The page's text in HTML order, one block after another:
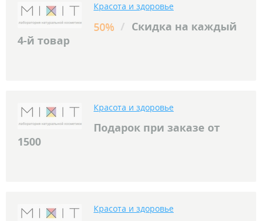
Красота и здоровье
50% / Скидка на каждый
4-й товар
Красота и здоровье
Подарок при заказе от
1500
Красота и здоровье